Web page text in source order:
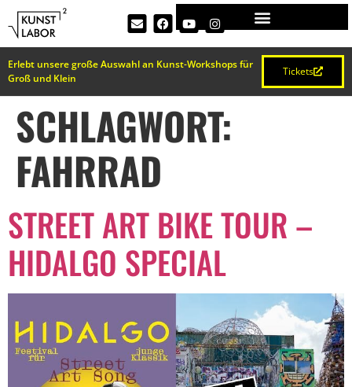
Erlebt unsere große Auswahl an Kunst-Workshops für
Groß und Klein
Tickets
SCHLAGWORT:
FAHRRAD
STREET ART BIKE TOUR –
HIDALGO SPECIAL